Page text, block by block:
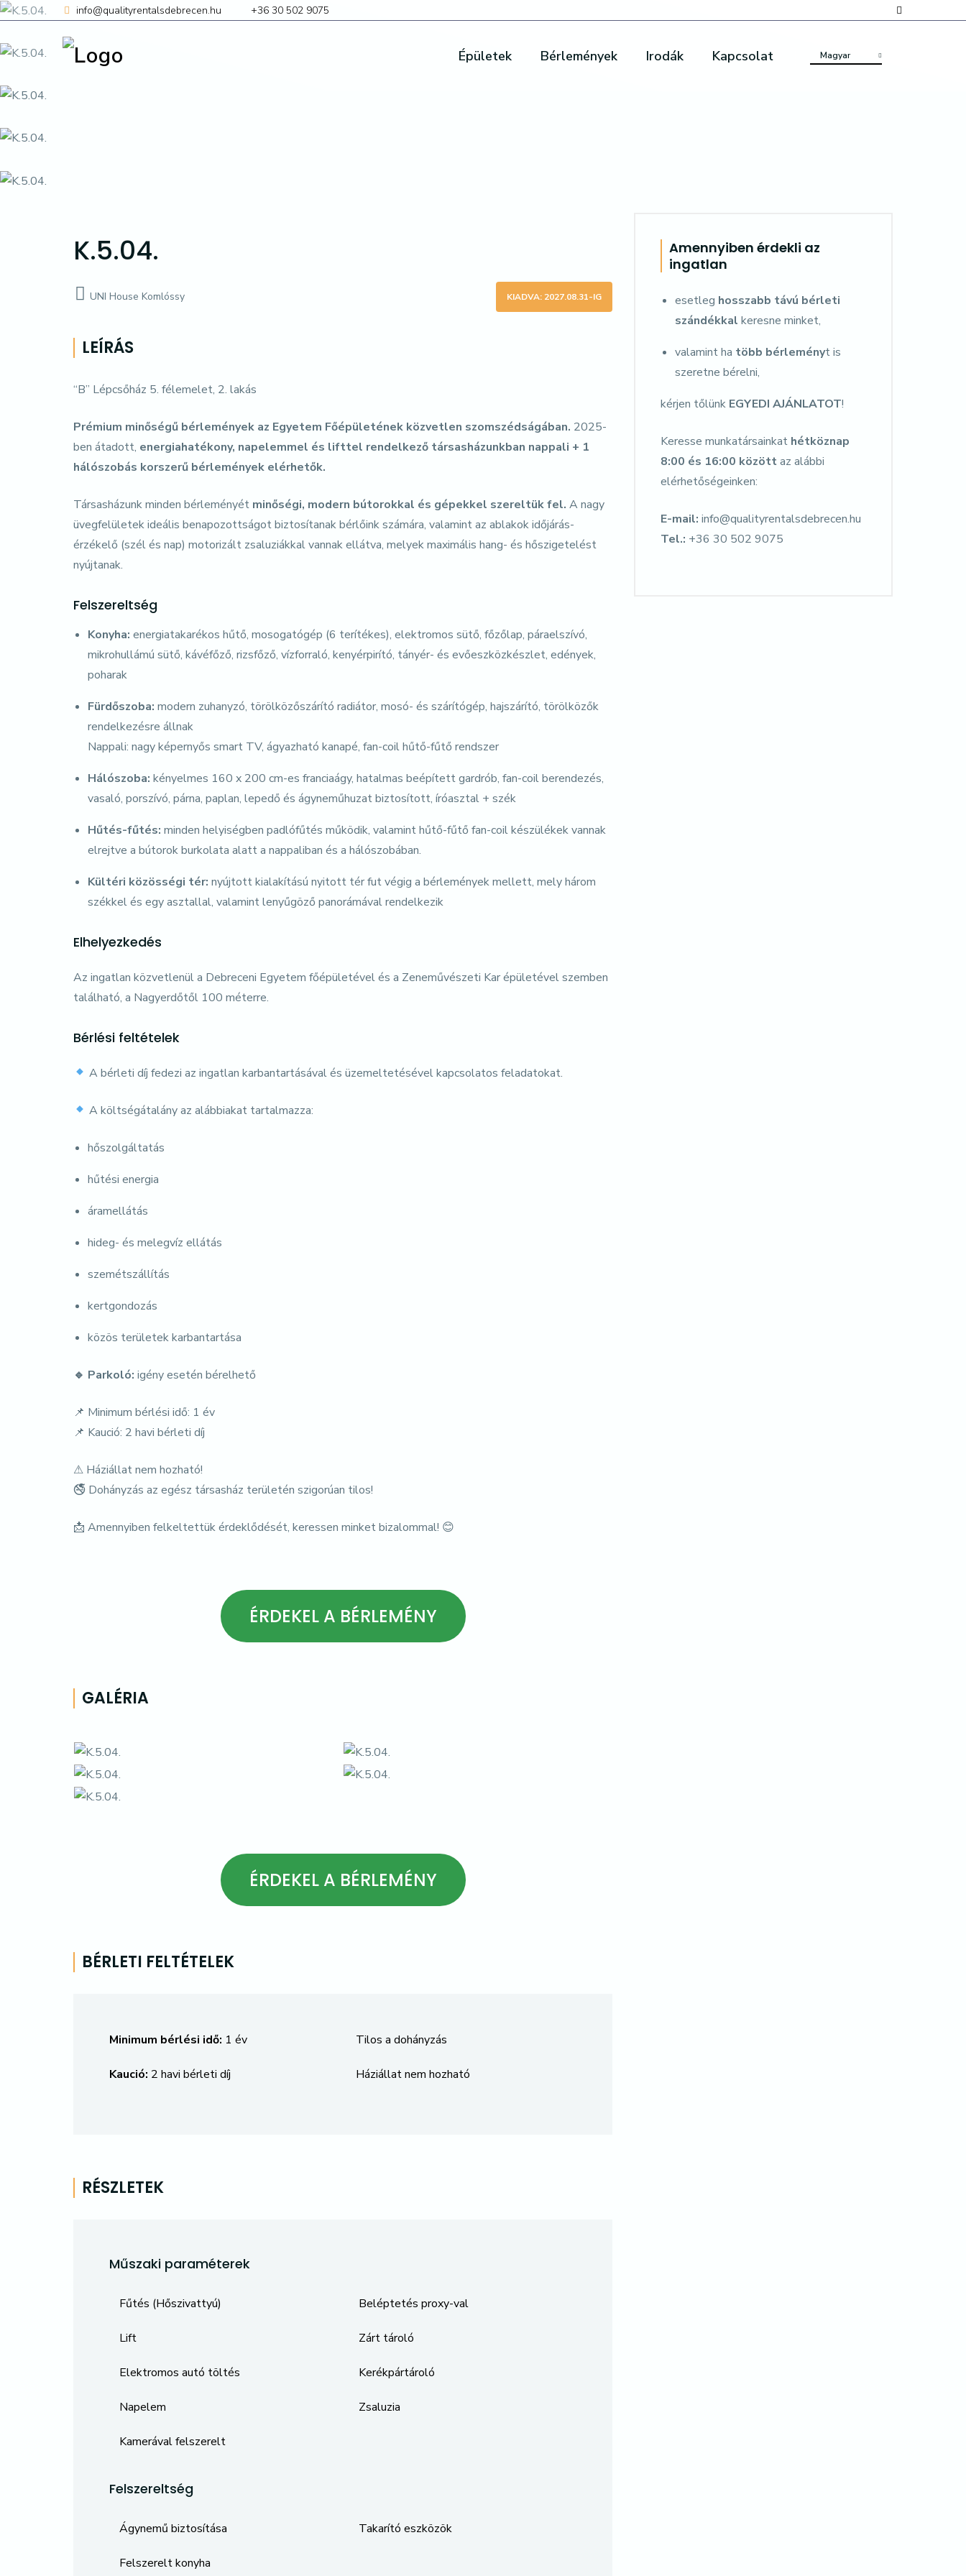
Ugrás
tartalomhoz
info@qualityrentalsdebrecen.hu +36 30 502 9075
Épületek Bérlemények Irodák Kapcsolat Magyar
K.5.04.
UNI House Komlóssy KIADVA: 2027.08.31-IG
LEÍRÁS
“B” Lépcsőház 5. félemelet, 2. lakás
Prémium minőségű bérlemények az Egyetem Főépületének közvetlen szomszédságában. 2025-
ben átadott, energiahatékony, napelemmel és lifttel rendelkező társasházunkban nappali + 1
hálószobás korszerű bérlemények elérhetők.
Társasházunk minden bérleményét minőségi, modern bútorokkal és gépekkel szereltük fel. A nagy
üvegfelületek ideális benapozottságot biztosítanak bérlőink számára, valamint az ablakok időjárás-
érzékelő (szél és nap) motorizált zsaluziákkal vannak ellátva, melyek maximális hang- és hőszigetelést
nyújtanak.
Felszereltség
Konyha: energiatakarékos hűtő, mosogatógép (6 terítékes), elektromos sütő, főzőlap, páraelszívó,
mikrohullámú sütő, kávéfőző, rizsfőző, vízforraló, kenyérpirító, tányér- és evőeszközkészlet, edények,
poharak
Fürdőszoba: modern zuhanyzó, törölközőszárító radiátor, mosó- és szárítógép, hajszárító, törölközők
rendelkezésre állnak
Nappali: nagy képernyős smart TV, ágyazható kanapé, fan-coil hűtő-fűtő rendszer
Hálószoba: kényelmes 160 x 200 cm-es franciaágy, hatalmas beépített gardrób, fan-coil berendezés,
vasaló, porszívó, párna, paplan, lepedő és ágyneműhuzat biztosított, íróasztal + szék
Hűtés-fűtés: minden helyiségben padlófűtés működik, valamint hűtő-fűtő fan-coil készülékek vannak
elrejtve a bútorok burkolata alatt a nappaliban és a hálószobában.
Kültéri közösségi tér: nyújtott kialakítású nyitott tér fut végig a bérlemények mellett, mely három
székkel és egy asztallal, valamint lenyűgöző panorámával rendelkezik
Elhelyezkedés
Az ingatlan közvetlenül a Debreceni Egyetem főépületével és a Zeneművészeti Kar épületével szemben
található, a Nagyerdőtől 100 méterre.
Bérlési feltételek
A bérleti díj fedezi az ingatlan karbantartásával és üzemeltetésével kapcsolatos feladatokat.
A költségátalány az alábbiakat tartalmazza:
hőszolgáltatás
hűtési energia
áramellátás
hideg- és melegvíz ellátás
szemétszállítás
kertgondozás
közös területek karbantartása
🔹 Parkoló: igény esetén bérelhető
📌 Minimum bérlési idő: 1 év
📌 Kaució: 2 havi bérleti díj
⚠ Háziállat nem hozható!
🚭 Dohányzás az egész társasház területén szigorúan tilos!
📩 Amennyiben felkeltettük érdeklődését, keressen minket bizalommal! 😊
ÉRDEKEL A BÉRLEMÉNY
GALÉRIA
ÉRDEKEL A BÉRLEMÉNY
BÉRLETI FELTÉTELEK
Minimum bérlési idő: 1 év
Kaució: 2 havi bérleti díj
Tilos a dohányzás
Háziállat nem hozható
RÉSZLETEK
Műszaki paraméterek
Fűtés (Hőszivattyú)
Lift
Elektromos autó töltés
Napelem
Kamerával felszerelt
Beléptetés proxy-val
Zárt tároló
Kerékpártároló
Zsaluzia
Felszereltség
Ágynemű biztosítása
Felszerelt konyha
Takarító eszközök
Amennyiben érdekli az
ingatlan
esetleg hosszabb távú bérleti
szándékkal keresne minket,
valamint ha több bérleményt is
szeretne bérelni,
kérjen tőlünk EGYEDI AJÁNLATOT!
Keresse munkatársainkat hétköznap
8:00 és 16:00 közöttaz alábbi
elérhetőségeinken:
E-mail: info@qualityrentalsdebrecen.hu
Tel.: +36 30 502 9075